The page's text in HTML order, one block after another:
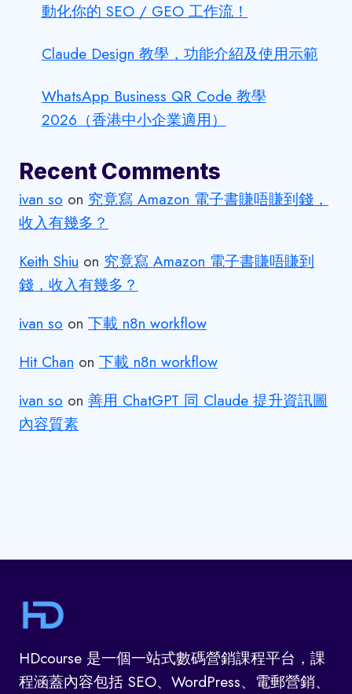
動化你的 SEO / GEO 工作流！
Claude Design 教學，功能介紹及使用示範
WhatsApp Business QR Code 教學
2026（香港中小企業適用）
Recent Comments
ivan so on 究竟寫 Amazon 電子書賺唔賺到錢，
收入有幾多？
Keith Shiu on 究竟寫 Amazon 電子書賺唔賺到
錢，收入有幾多？
ivan so on 下載 n8n workflow
Hit Chan on 下載 n8n workflow
ivan so on 善用 ChatGPT 同 Claude 提升資訊圖
內容質素
HDcourse 是一個一站式數碼營銷課程平台，課
程涵蓋內容包括 SEO、WordPress、電郵營銷、